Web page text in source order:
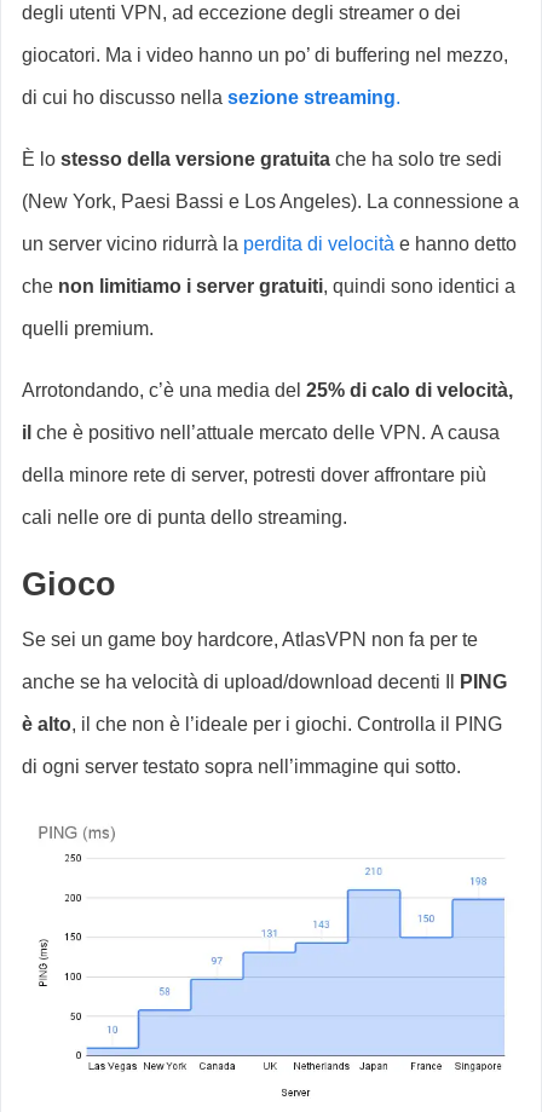
degli utenti VPN, ad eccezione degli streamer o dei
giocatori. Ma i video hanno un po’ di buffering nel mezzo,
di cui ho discusso nella sezione streaming.
È lo stesso della versione gratuita che ha solo tre sedi
(New York, Paesi Bassi e Los Angeles). La connessione a
un server vicino ridurrà la perdita di velocità e hanno detto
che non limitiamo i server gratuiti, quindi sono identici a
quelli premium.
Arrotondando, c’è una media del 25% di calo di velocità,
il che è positivo nell’attuale mercato delle VPN. A causa
della minore rete di server, potresti dover affrontare più
cali nelle ore di punta dello streaming.
Gioco
Se sei un game boy hardcore, AtlasVPN non fa per te
anche se ha velocità di upload/download decenti Il PING
è alto, il che non è l’ideale per i giochi. Controlla il PING
di ogni server testato sopra nell’immagine qui sotto.